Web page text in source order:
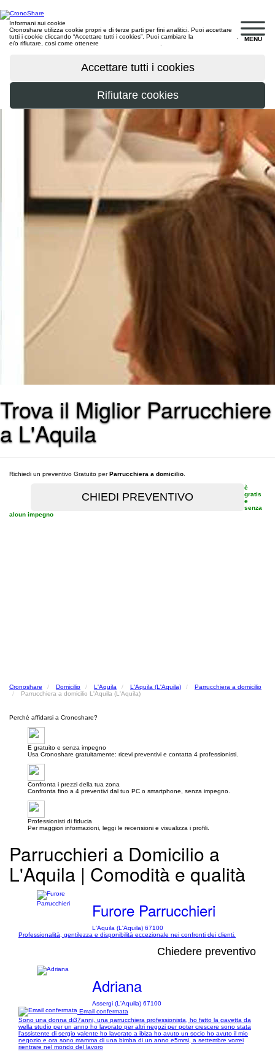
MENU
Informani sui cookie
Cronoshare utilizza cookie propri e di terze parti per fini analitici. Puoi accettare
tutti i cookie cliccando “Accettare tutti i cookies”. Puoi cambiare la
e/o rifiutare, cosi come ottenere
Trova il Miglior Parrucchiere
a L'Aquila
Richiedi un preventivo Gratuito perParrucchiera a domicilio
è
gratis
e
senza
alcun impegno
Cronoshare Domicilio L'Aquila L'Aquila (L'Aquila)
Parrucchiera a domicilio
Parrucchiera a domicilio L'Aquila (L'Aquila)
Perché affidarsi a Cronoshare?
E gratuito e senza impegno
Usa Cronoshare gratuitamente: ricevi preventivi e contatta 4 professionisti.
Confronta i prezzi della tua zona
Confronta fino a 4 preventivi dal tuo PC o smartphone, senza impegno.
Professionisti di fiducia
Per maggiori informazioni, leggi le recensioni e visualizza i profili.
Parrucchieri a Domicilio a
L'Aquila | Comodità e qualità
Furore Parrucchieri
L'Aquila (L'Aquila) 67100
Professionalità, gentilezza e disponibilità eccezionale nei confronti dei clienti.
Chiedere preventivo
Adriana
Assergi (L'Aquila) 67100
Email confermata
Sono una donna di37anni, una parrucchiera professionista, ho fatto la gavetta da
wella studio per un anno ho lavorato per altri negozi per poter crescere sono stata
l'assistente di sergio valente ho lavorato a ibiza ho avuto un socio ho avuto il mio
negozio e ora sono mamma di una bimba di un anno e5mrsi, a settembre vorrei
rientrare nel mondo del lavoro